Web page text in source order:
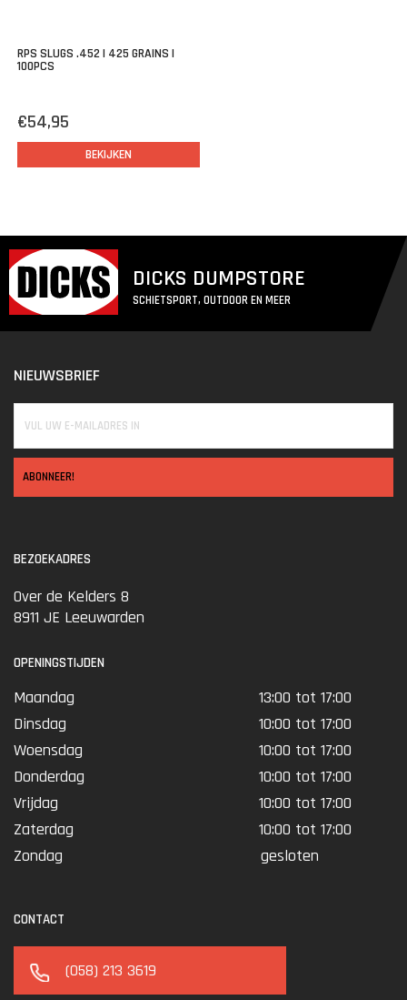
RPS SLUGS .452 | 425 GRAINS |
100PCS
€54,95
BEKIJKEN
DICKS DUMPSTORE
SCHIETSPORT, OUTDOOR EN MEER
NIEUWSBRIEF
ABONNEER!
BEZOEKADRES
Over de Kelders 8
8911 JE Leeuwarden
OPENINGSTIJDEN
Maandag
13:00 tot 17:00
Dinsdag
10:00 tot 17:00
Woensdag
10:00 tot 17:00
Donderdag
10:00 tot 17:00
Vrijdag
10:00 tot 17:00
Zaterdag
10:00 tot 17:00
Zondag
gesloten
CONTACT
(058) 213 3619